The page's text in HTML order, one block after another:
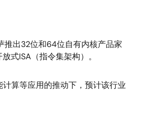
推出32位和64位自有内核产品家
式ISA（指令集架构）。
算等应用的推动下，预计该行业